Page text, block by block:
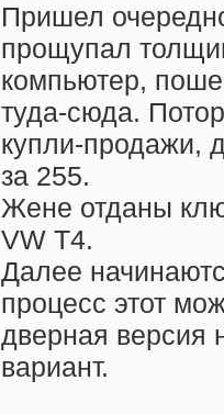
Пришел
прощупал
компьютер,
туда-сюда.
купли-продажи,
за 255.
Жене отданы
VW T4.
Далее
процесс этот
дверная версия
вариант.